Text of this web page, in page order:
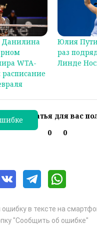
Данилина
WTA-
расписание
Юлия
раз
Линде
ли эта статья для вас
0
0
в тексте на
"Сообщить об ошибке"